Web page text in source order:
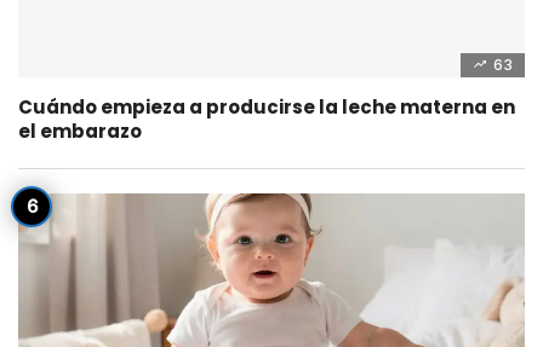
63
Cuándo empieza a producirse la leche materna en
el embarazo